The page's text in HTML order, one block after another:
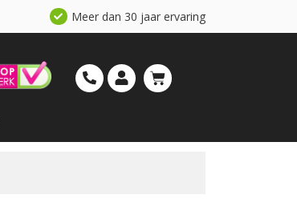
Meer dan 30 jaar ervaring